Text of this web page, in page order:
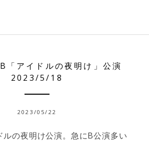
「アイドルの夜明け」公演
2023/5/18
2023/05/22
ルの夜明け公演。急にB公演多い